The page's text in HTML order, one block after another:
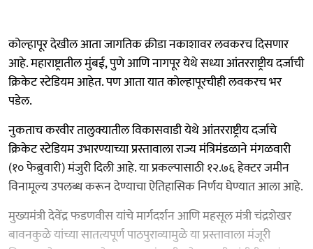
कोल्हापूर देखील आता जागतिक क्रीडा नकाशावर लवकरच दिसणार
आहे. महाराष्ट्रातील मुंबई, पुणे आणि नागपूर येथे सध्या आंतरराष्ट्रीय दर्जाची
क्रिकेट स्टेडियम आहेत. पण आता यात कोल्हापूरचीही लवकरच भर
पडेल.
नुकताच करवीर तालुक्यातील विकासवाडी येथे आंतरराष्ट्रीय दर्जाचे
क्रिकेट स्टेडियम उभारण्याच्या प्रस्तावाला राज्य मंत्रिमंडळाने मंगळवारी
(१० फेब्रुवारी) मंजुरी दिली आहे. या प्रकल्पासाठी १२.७६ हेक्टर जमीन
विनामूल्य उपलब्ध करून देण्याचा ऐतिहासिक निर्णय घेण्यात आला आहे.
मुख्यमंत्री देवेंद्र फडणवीस यांचे मार्गदर्शन आणि महसूल मंत्री चंद्रशेखर
बावनकुळे यांच्या सातत्यपूर्ण पाठपुराव्यामुळे या प्रस्तावाला मंजूरी